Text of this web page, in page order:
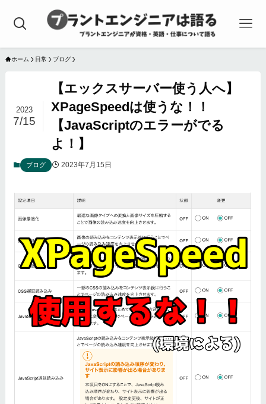
ホーム 日常 ブログ
【エックスサーバー使う人へ】
XPageSpeedは使うな！！
【JavaScriptのエラーがでる
よ！】
2023
7/15
ブログ 2023年7月15日